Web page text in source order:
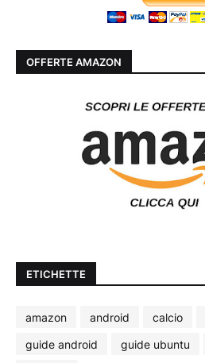
OFFERTE AMAZON
ETICHETTE
amazon android calcio
guide android
guide ubuntu